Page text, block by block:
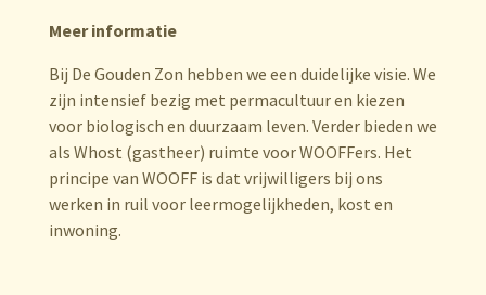
Meer informatie
Bij De Gouden Zon hebben we een duidelijke visie. We
zijn intensief bezig met permacultuur en kiezen
voor biologisch en duurzaam leven. Verder bieden we
als Whost (gastheer) ruimte voor WOOFFers. Het
principe van WOOFF is dat vrijwilligers bij ons
werken in ruil voor leermogelijkheden, kost en
inwoning.